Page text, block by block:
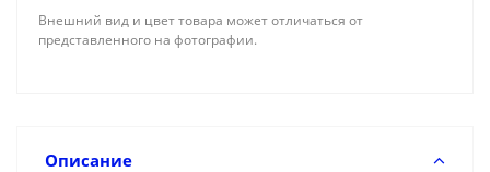
Внешний вид и цвет товара может отличаться от
представленного на фотографии.
Описание